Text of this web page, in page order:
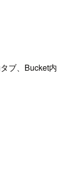
ブ、Bucket内